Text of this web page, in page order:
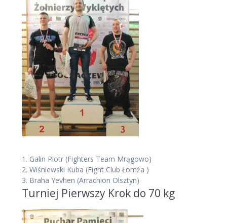
1. Galin Piotr (Fighters Team Mrągowo)
2. Wiśniewski Kuba (Fight Club Łomża )
3. Braha Yevhen (Arrachion Olsztyn)
Turniej Pierwszy Krok do 70 kg